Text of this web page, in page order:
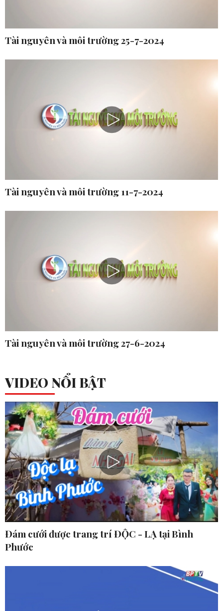
Tài nguyên và môi trường 25-7-2024
Tài nguyên và môi trường 11-7-2024
Tài nguyên và môi trường 27-6-2024
VIDEO NỔI BẬT
Đám cưới được trang trí ĐỘC - LẠ tại Bình
Phước